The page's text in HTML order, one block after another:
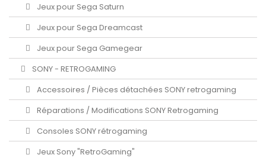
Jeux pour Sega Saturn
Jeux pour Sega Dreamcast
Jeux pour Sega Gamegear
SONY - RETROGAMING
Accessoires / Pièces détachées SONY retrogaming
Réparations / Modifications SONY Retrogaming
Consoles SONY rétrogaming
Jeux Sony "RetroGaming"